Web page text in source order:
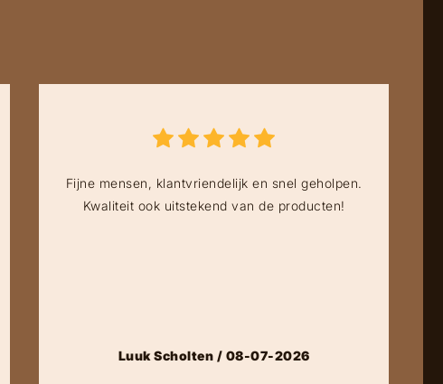
Fijne mensen, klantvriendelijk en snel geholpen.
Kwaliteit ook uitstekend van de producten!
Luuk Scholten / 08-07-2026